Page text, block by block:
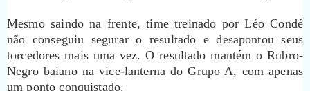
Mesmo saindo na frente, time treinado por Léo Condé
não conseguiu segurar o resultado e desapontou seus
torcedores mais uma vez. O resultado mantém o Rubro-
Negro baiano na vice-lanterna do Grupo A, com apenas
um ponto conquistado.